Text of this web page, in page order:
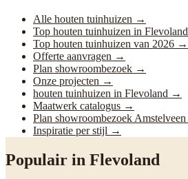
Alle houten tuinhuizen →
Top houten tuinhuizen in Flevoland
Top houten tuinhuizen van 2026 →
Offerte aanvragen →
Plan showroombezoek →
Onze projecten →
houten tuinhuizen in Flevoland →
Maatwerk catalogus →
Plan showroombezoek Amstelveen
Inspiratie per stijl →
Populair in Flevoland